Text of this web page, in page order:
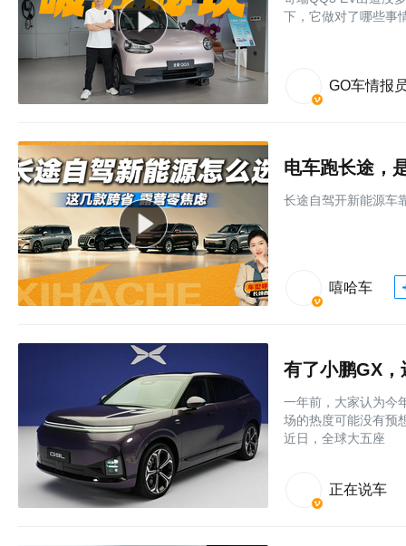
下，它做对了哪些事
GO车情报
电车跑长途，
长途自驾开新能源车
嘻哈车
有了小鹏GX
一年前，大家认为今
场的热度可能没有预
近日，全球大五座
正在说车